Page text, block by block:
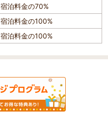
宿泊料金の70%
宿泊料金の100%
宿泊料金の100%